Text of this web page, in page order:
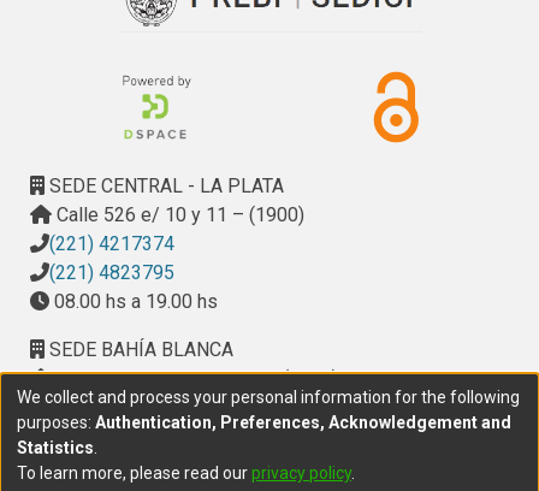
SEDE CENTRAL - LA PLATA
Calle 526 e/ 10 y 11 – (1900)
(221) 4217374
(221) 4823795
08.00 hs a 19.00 hs
SEDE BAHÍA BLANCA
Calle Ciudad de Cali 320 – (8000). Universidad
Provincial del Sudoeste (UPSO)
(291) 459 2550
, interno 147
10.00 h a 14.00 h
We collect and process your personal information for the following
purposes: Authentication, Preferences, Acknowledgement and
Statistics
To learn more, please read ourprivacy policy.